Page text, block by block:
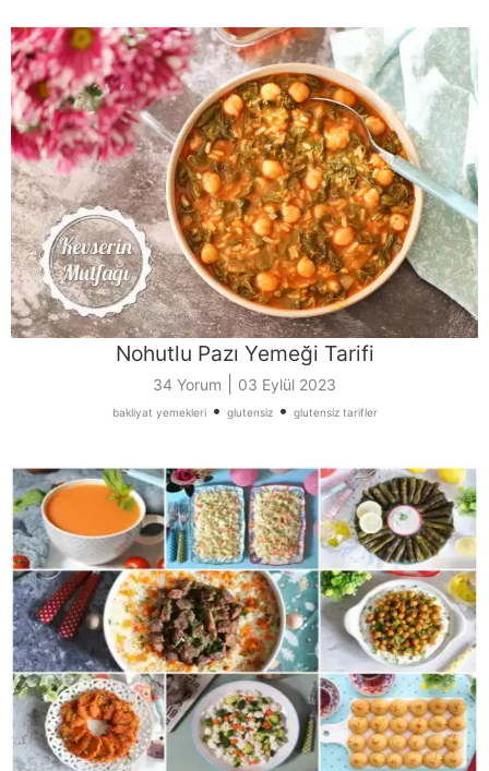
Nohutlu Pazı Yemeği Tarifi
34 Yorum 03 Eylül 2023
bakliyat yemekleri• glutensiz• glutensiz tarifler